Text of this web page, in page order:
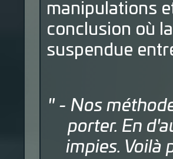
manipulations
conclusion où
suspendue
" - Nos
porter. En
impies. Voilà